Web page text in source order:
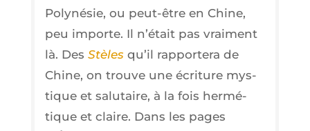
Poly­né­sie, ou peut-être en Chine,
peu importe. Il n’é­tait pas vrai­ment
là. Des Stèles qu’il rap­por­te­ra de
Chine, on trouve une écri­ture mys­
tique et salu­taire, à la fois her­mé­
tique et claire. Dans les pages